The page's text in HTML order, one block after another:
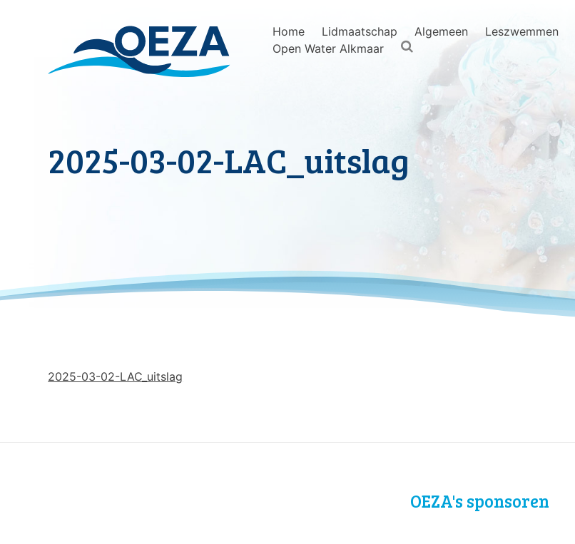
Home Lidmaatschap Algemeen Leszwemmen
Open Water Alkmaar
2025-03-02-LAC_uitslag
2025-03-02-LAC_uitslag
OEZA's sponsoren